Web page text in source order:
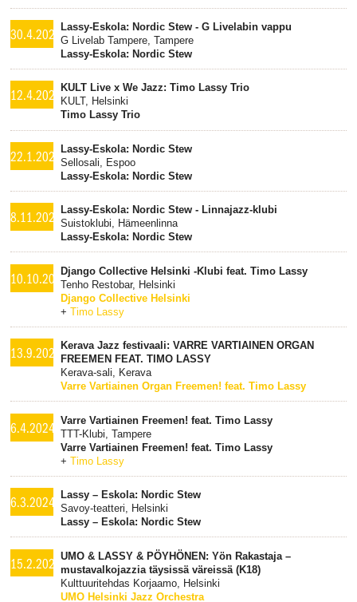
30.4.2025Lassy-Eskola: Nordic Stew - G Livelabin vappu
G Livelab Tampere, Tampere
Lassy-Eskola: Nordic Stew
12.4.2025KULT Live x We Jazz: Timo Lassy Trio
KULT, Helsinki
Timo Lassy Trio
22.1.2025Lassy-Eskola: Nordic Stew
Sellosali, Espoo
Lassy-Eskola: Nordic Stew
8.11.2024Lassy-Eskola: Nordic Stew - Linnajazz-klubi
Suistoklubi, Hämeenlinna
Lassy-Eskola: Nordic Stew
10.10.2024Django Collective Helsinki -Klubi feat. Timo Lassy
Tenho Restobar, Helsinki
Django Collective Helsinki
+Timo Lassy
13.9.2024Kerava Jazz festivaali: VARRE VARTIAINEN ORGAN
FREEMEN FEAT. TIMO LASSY
Kerava-sali, Kerava
Varre Vartiainen Organ Freemen! feat. Timo Lassy
6.4.2024
Varre Vartiainen Freemen! feat. Timo Lassy
TTT-Klubi, Tampere
Varre Vartiainen Freemen! feat. Timo Lassy
+Timo Lassy
6.3.2024
Lassy – Eskola: Nordic Stew
Savoy-teatteri, Helsinki
Lassy – Eskola: Nordic Stew
15.2.2024UMO & LASSY & PÖYHÖNEN: Yön Rakastaja –
mustavalkojazzia täysissä väreissä (K18)
Kulttuuritehdas Korjaamo, Helsinki
UMO Helsinki Jazz Orchestra